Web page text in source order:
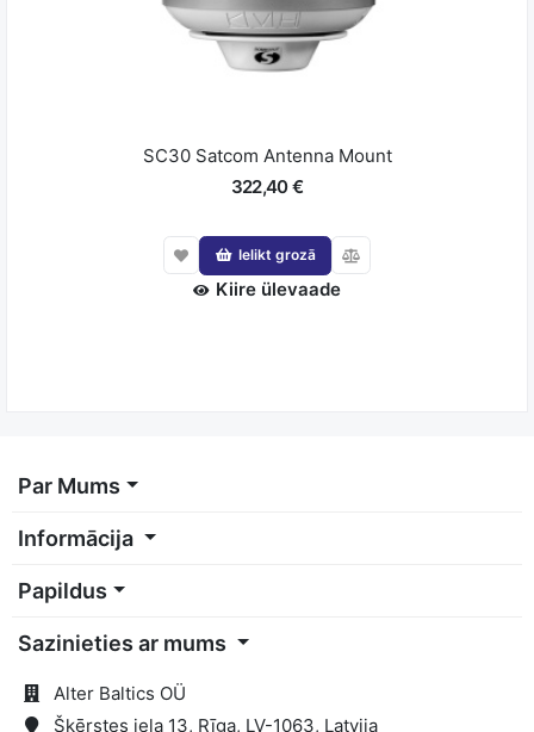
SC30 Satcom Antenna Mount
322,40 €
Ielikt grozā
Kiire ülevaade
Par Mums
Informācija
Papildus
Sazinieties ar mums
Alter Baltics OÜ
Šķērstes iela 13, Rīga, LV-1063, Latvija